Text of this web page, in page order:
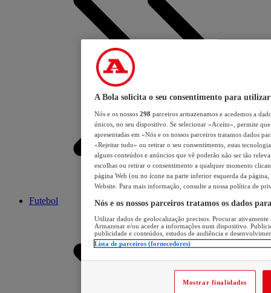
Futebol
A Bola solicita o seu consentimento para utilizar
Nós e os nossos 298 parceiros armazenamos e acedemos a
únicos, no seu dispositivo. Se selecionar «Aceito», permite
apresentadas em «Nós e os nossos parceiros tratamos dados
«Rejeitar tudo» ou retirar o seu consentimento, estas
alguns conteúdos e anúncios que vê poderão não ser tão
escolhas ou retirar o consentimento a qualquer momento
página Web (ou no ícone na parte inferior esquerda da página,
Website. Para mais informação, consulte a nossa política de
Nós e os nossos parceiros tratamos os dados
Utilizar dados de geolocalização precisos. Procurar
Armazenar e/ou aceder a informações num dispositivo.
publicidade e conteúdos, estudos de audiência e
Lista de parceiros (fornecedores)
Mostrar finalidades